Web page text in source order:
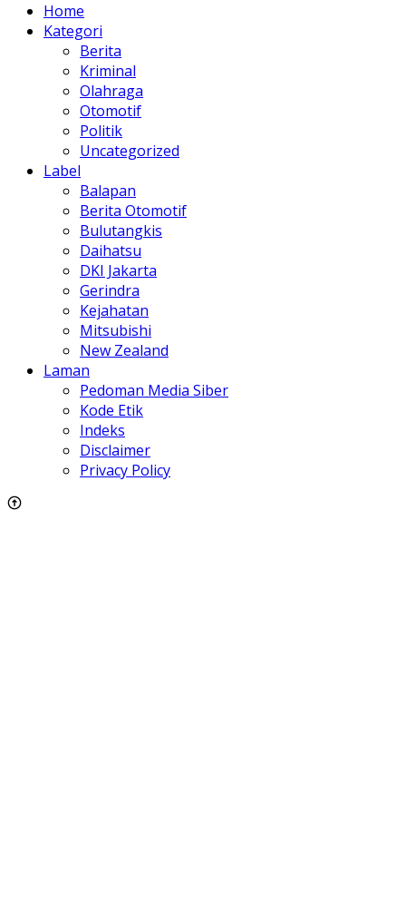
Home
Kategori
Berita
Kriminal
Olahraga
Otomotif
Politik
Uncategorized
Label
Balapan
Berita Otomotif
Bulutangkis
Daihatsu
DKI Jakarta
Gerindra
Kejahatan
Mitsubishi
New Zealand
Laman
Pedoman Media Siber
Kode Etik
Indeks
Disclaimer
Privacy Policy